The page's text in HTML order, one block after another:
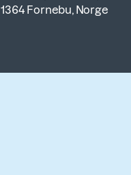
1364 Fornebu, Norge